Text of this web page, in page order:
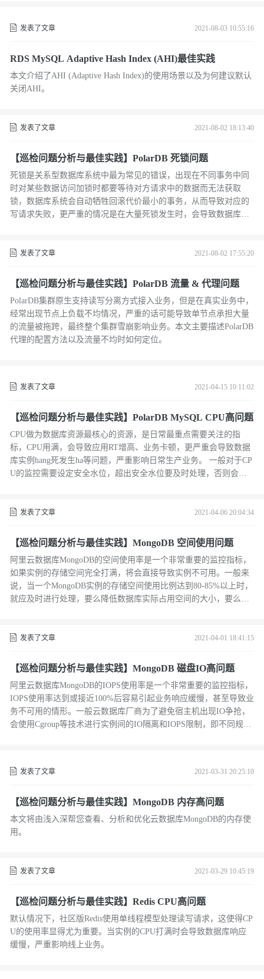
发表了文章 2021-08-03 10:55:16
RDS MySQL Adaptive Hash Index (AHI)最佳实践
本文介绍了AHI (Adaptive Hash Index)的使用场景以及为何建议默认
关闭AHI。
发表了文章 2021-08-02 18:13:40
【巡检问题分析与最佳实践】PolarDB 死锁问题
死锁是关系型数据库系统中最为常见的错误，出现在不同事务中同
时对某些数据访问加锁时都要等待对方请求中的数据而无法获取
锁，数据库系统会自动牺牲回滚代价最小的事务，从而导致对应的
写请求失败，更严重的情况是在大量死锁发生时，会导致数据库系
发表了文章 2021-08-02 17:55:20
【巡检问题分析与最佳实践】PolarDB 流量 & 代理问题
PolarDB集群原生支持读写分离方式接入业务，但是在真实业务中，
经常出现节点上负载不均情况，严重的话可能导致单节点承担大量
的流量被拖跨，最终整个集群雪崩影响业务。本文主要描述PolarDB
代理的配置方法以及流量不均时如何定位。
发表了文章 2021-04-15 10:11:02
【巡检问题分析与最佳实践】PolarDB MySQL CPU高问题
CPU做为数据库资源最核心的资源，是日常最重点需要关注的指
标，CPU用满，会导致应用RT增高、业务卡顿，更严重会导致数据
库实例hang死发生ha等问题，严重影响日常生产业务。 一般对于CP
U的监控需要设定安全水位，超出安全水位要及时处理，否则会引
发表了文章 2021-04-06 20:04:34
【巡检问题分析与最佳实践】MongoDB 空间使用问题
阿里云数据库MongoDB的空间使用率是一个非常重要的监控指标，
如果实例的存储空间完全打满，将会直接导致实例不可用。一般来
说，当一个MongoDB实例的存储空间使用比例达到80-85%以上时，
就应及时进行处理，要么降低数据库实际占用空间的大小，要么对
看，分析和优化云数据库MongoDB的空间使用。
发表了文章 2021-04-01 18:41:15
【巡检问题分析与最佳实践】MongoDB 磁盘IO高问题
阿里云数据库MongoDB的IOPS使用率是一个非常重要的监控指标，
IOPS使用率达到或接近100%后容易引起业务响应缓慢，甚至导致业
务不可用的情形。一般云数据库厂商为了避免宿主机出现IO争抢，
会使用Cgroup等技术进行实例间的IO隔离和IOPS限制，即不同规格
发表了文章 2021-03-31 20:25:10
【巡检问题分析与最佳实践】MongoDB 内存高问题
本文将由浅入深帮您查看、分析和优化云数据库MongoDB的内存使
用。
发表了文章 2021-03-29 10:45:19
【巡检问题分析与最佳实践】Redis CPU高问题
默认情况下，社区版Redis使用单线程模型处理读写请求，这使得CP
U的使用率显得尤为重要。当实例的CPU打满时会导致数据库响应
缓慢，严重影响线上业务。